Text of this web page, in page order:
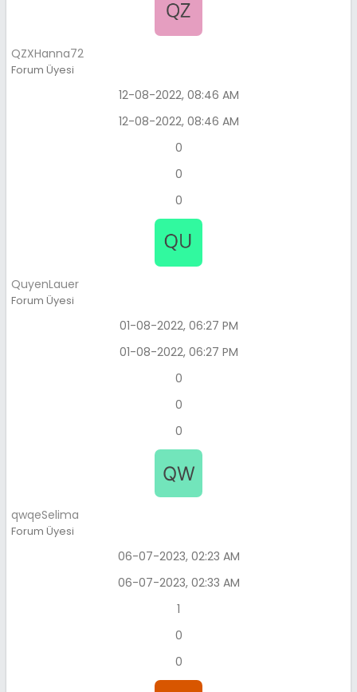
QZXHanna72
Forum Üyesi
12-08-2022, 08:46 AM
12-08-2022, 08:46 AM
0
0
0
QuyenLauer
Forum Üyesi
01-08-2022, 06:27 PM
01-08-2022, 06:27 PM
0
0
0
qwqeSelima
Forum Üyesi
06-07-2023, 02:23 AM
06-07-2023, 02:33 AM
1
0
0